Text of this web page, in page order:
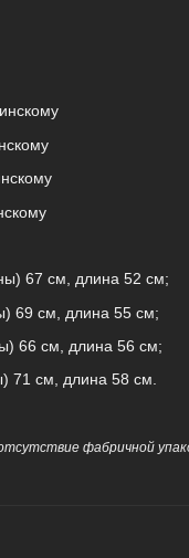
67 см, длина 52 см;
69 см, длина 55 см;
66 см, длина 56 см;
71 см, длина 58 см.
фабричной